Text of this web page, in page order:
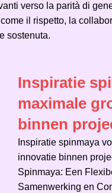
verso la parità di
il rispetto, la
sostenuta.
Inspiratie
maximale
binnen
Inspiratie spinmaya
innovatie binnen
Spinmaya: Een
Samenwerking en